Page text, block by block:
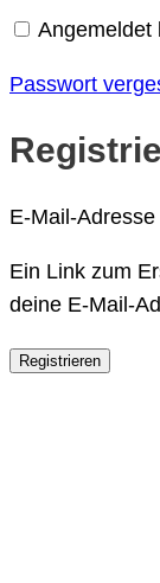
Angemeldet
Passwort
E-Mail-Adresse
Ein Link zum
deine E-Mail-
Registrieren